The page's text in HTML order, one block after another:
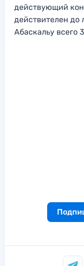
действующий
действителен до
Абаскальу всего